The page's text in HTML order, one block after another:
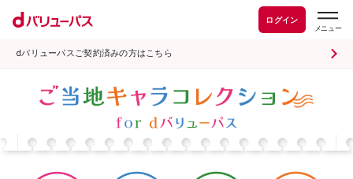
ログイン
dバリューパスご契約済みの方はこちら